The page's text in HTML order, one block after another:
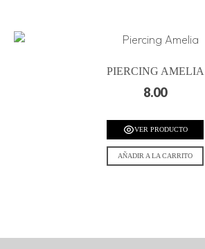
PIERCING AMELIA
8.00
VER PRODUCTO
AÑADIR A LA CARRITO